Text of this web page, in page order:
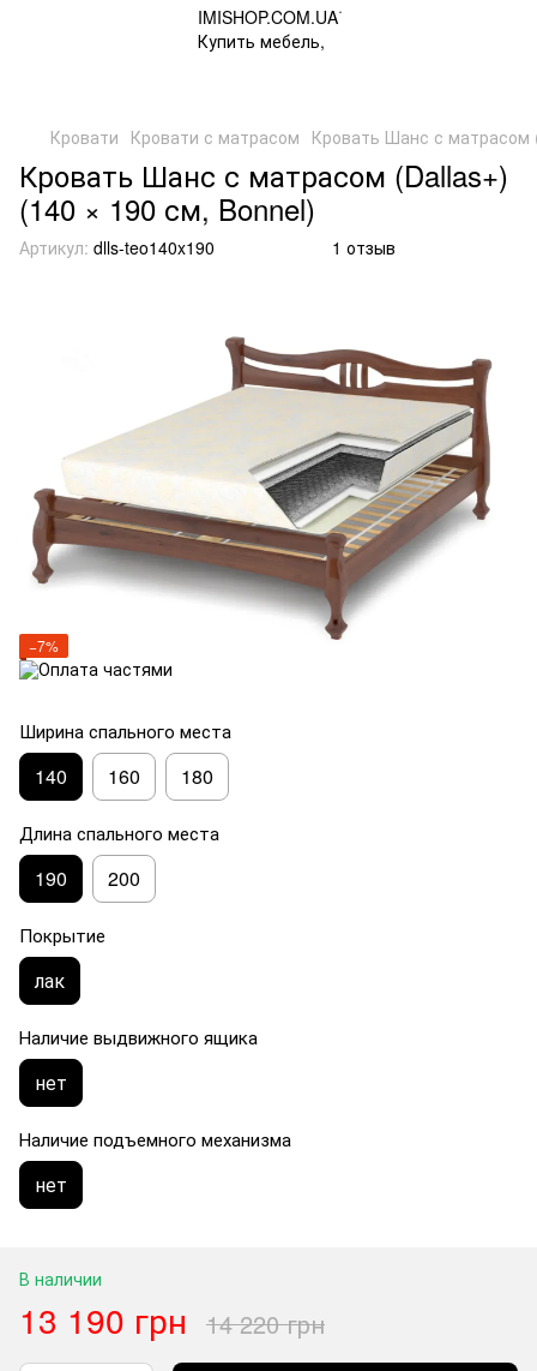
Кровати Кровати с матрасом Кровать Шанс с матрасом
Кровать Шанс с матрасом (Dallas+)
(140 × 190 см, Bonnel)
Артикул: dlls-teo140x190 1 отзыв
−7%
Ширина спального места
140 160 180
Длина спального места
190 200
Покрытие
лак
Наличие выдвижного ящика
нет
Наличие подъемного механизма
нет
В наличии
13 190 грн 14 220 грн